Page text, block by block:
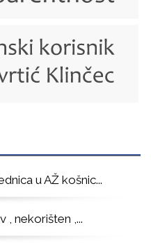
u AŽ košnic...
, nekorišten , ...